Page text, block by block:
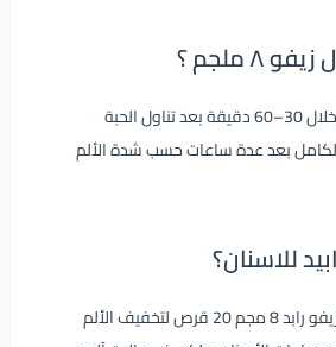
ملجم ؟
عادةً يبدأ تخفيف الألم خلال 30–60 دقيقة بعد تناول الحبة
الكامل بعد عدة ساعات حسب شدة الألم
للاسنان؟
يمكن استخدام برشام زيفو رابد 8 مجم 20 قرص لتخفيف الألم